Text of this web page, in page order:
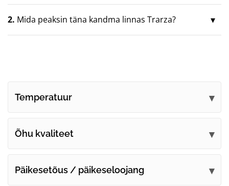
2. Mida peaksin täna kandma linnas Trarza?
Temperatuur
Õhu kvaliteet
Päikesetõus / päikeseloojang